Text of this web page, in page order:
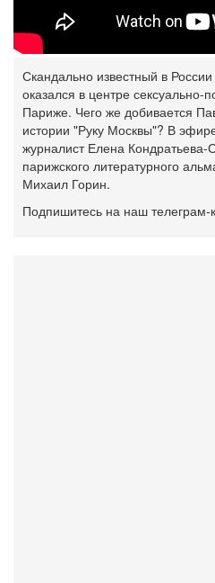
Скандально известный в
оказался в центре сексуально-
Париже. Чего же добивается
истории "Руку Москвы"? В
журналист Елена Кондратьева-
парижского литературного
Михаил Горин.
Подпишитесь на наш телеграм-